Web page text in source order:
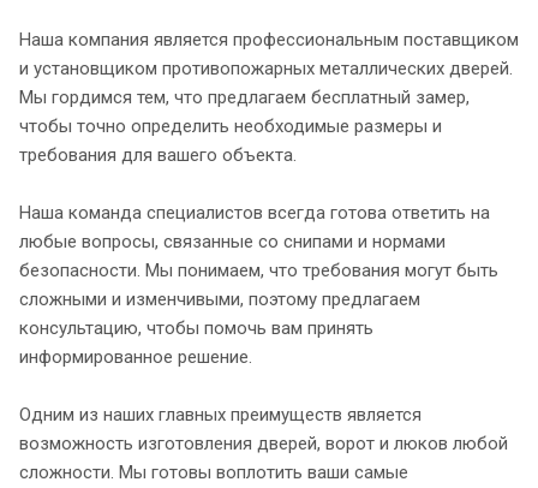
Наша компания является профессиональным поставщиком
и установщиком противопожарных металлических дверей.
Мы гордимся тем, что предлагаем бесплатный замер,
чтобы точно определить необходимые размеры и
требования для вашего объекта.
Наша команда специалистов всегда готова ответить на
любые вопросы, связанные со снипами и нормами
безопасности. Мы понимаем, что требования могут быть
сложными и изменчивыми, поэтому предлагаем
консультацию, чтобы помочь вам принять
информированное решение.
Одним из наших главных преимуществ является
возможность изготовления дверей, ворот и люков любой
сложности. Мы готовы воплотить ваши самые